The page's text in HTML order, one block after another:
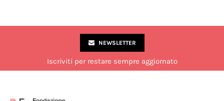
NEWSLETTER
Iscriviti per restare sempre aggiornato